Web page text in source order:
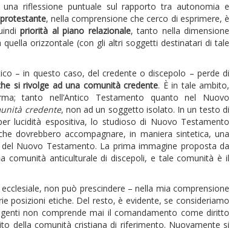
riflessione puntuale sul rapporto tra autonomia e
protestante, nella comprensione che cerco di esprimere, è
priorità al piano relazionale, tanto nella dimensione
orizzontale (con gli altri soggetti destinatari di tale
– in questo caso, del credente o discepolo – perde di
si rivolge ad una comunità credente. È in tale ambito,
tanto nell’Antico Testamento quanto nel Nuovo
credente, non ad un soggetto isolato. In un testo di
lucidità espositiva, lo studioso di Nuovo Testamento
dovrebbero accompagnare, in maniera sintetica, una
Nuovo Testamento. La prima immagine proposta da
comunità anticulturale di discepoli, e tale comunità è il
non può prescindere – nella mia comprensione
posizioni etiche. Del resto, è evidente, se consideriamo
non comprende mai il comandamento come diritto
della comunità cristiana di riferimento. Nuovamente si